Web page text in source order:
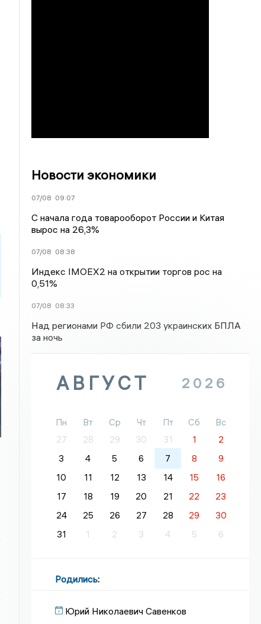
Новости экономики
07/08 09:07
С начала года товарооборот России и Китая
вырос на 26,3%
07/08 08:38
Индекс IMOEX2 на открытии торгов рос на
0,51%
07/08 08:33
Над регионами РФ сбили 203 украинских БПЛА
за ночь
АВГУСТ 2026
Пн Вт Ср Чт Пт Сб
Вс
27
28 29 30 31 1
2
3
4 5 6 7 8
9
10
11 12 13 14 15
16
17
18 19 20 21 22
23
24
25 26 27 28 29
30
31
1 2 3 4 5 6
Родились:
Юрий Николаевич Савенков